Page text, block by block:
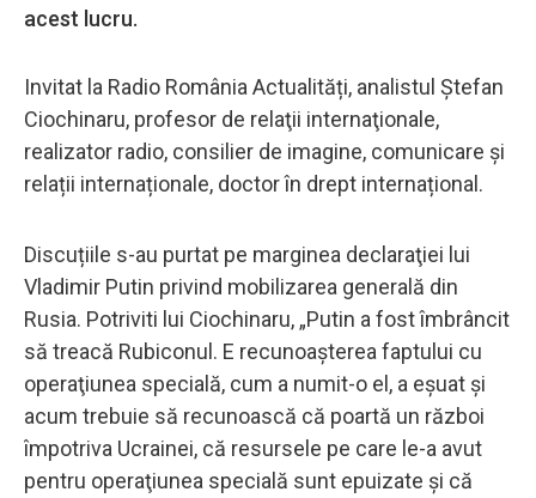
acest lucru.
Invitat la Radio România Actualități, analistul Ştefan
Ciochinaru, profesor de relaţii internaţionale,
realizator radio, consilier de imagine, comunicare și
relații internaționale, doctor în drept internațional.
Discuțiile s-au purtat pe marginea declaraţiei lui
Vladimir Putin privind mobilizarea generală din
Rusia. Potriviti lui Ciochinaru, „Putin a fost îmbrâncit
să treacă Rubiconul. E recunoaşterea faptului cu
operaţiunea specială, cum a numit-o el, a eşuat şi
acum trebuie să recunoască că poartă un război
împotriva Ucrainei, că resursele pe care le-a avut
pentru operaţiunea specială sunt epuizate şi că